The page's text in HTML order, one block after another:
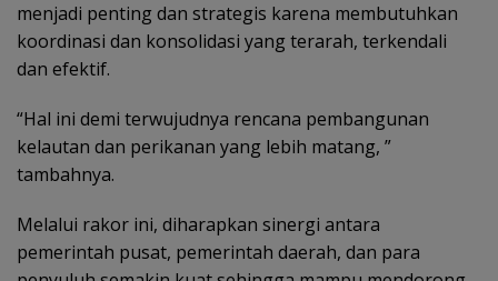
menjadi penting dan strategis karena membutuhkan
koordinasi dan konsolidasi yang terarah, terkendali
dan efektif.
“Hal ini demi terwujudnya rencana pembangunan
kelautan dan perikanan yang lebih matang, ”
tambahnya.
Melalui rakor ini, diharapkan sinergi antara
pemerintah pusat, pemerintah daerah, dan para